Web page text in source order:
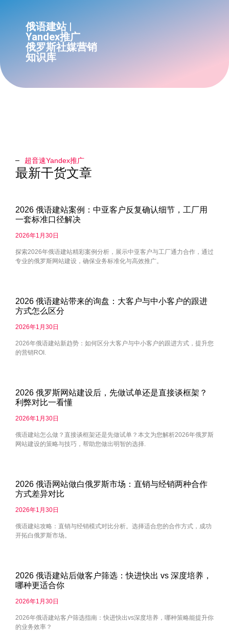
俄语建站 |
Yandex推广
俄罗斯社媒营销
知识库
超音速Yandex推广​
最新干货文章
2026 俄语建站案例：中亚客户反复确认细节，工厂用
一套标准口径解决
2026年1月30日
探索2026年俄语建站精彩案例分析，展示中亚客户与工厂通力合作，通过
专业的俄罗斯网站建设，确保业务标准化与高效推广。
2026 俄语建站带来的询盘：大客户与中小客户的跟进
方式怎么区分
2026年1月30日
2026年俄语建站新趋势：如何区分大客户与中小客户的跟进方式，提升您
的营销ROI.
2026 俄罗斯网站建设后，先做试单还是直接谈框架？
利弊对比一看懂
2026年1月30日
俄语建站怎么做？直接谈框架还是先做试单？本文为您解析2026年俄罗斯
网站建设的策略与技巧，帮助您做出明智的选择.
2026 俄语网站做白俄罗斯市场：直销与经销两种合作
方式差异对比
2026年1月30日
俄语建站攻略：直销与经销模式对比分析。选择适合您的合作方式，成功
开拓白俄罗斯市场。
2026 俄语建站后做客户筛选：快进快出 vs 深度培养，
哪种更适合你
2026年1月30日
2026年俄语建站客户筛选指南：快进快出vs深度培养，哪种策略能提升你
的业务效率？